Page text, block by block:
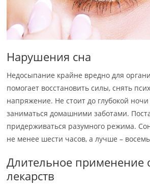
Нарушения сна
Недосыпание крайне вредно для
помогает восстановить силы, снять
напряжение. Не стоит до глубокой
заниматься домашними заботами.
придерживаться разумного режима.
не менее шести часов, а лучше –
Длительное применение
лекарств